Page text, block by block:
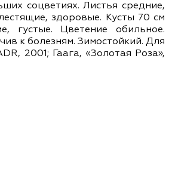
соцветиях. Листья средние,
здоровые. Кусты 70 см
густые. Цветение обильное.
к болезням. Зимостойкий. Для
2001; Гаага, «Золотая Роза»,